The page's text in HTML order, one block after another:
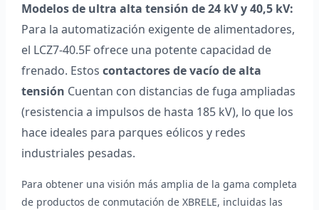
Modelos de ultra alta tensión de 24 kV y 40,5 kV:
Para la automatización exigente de alimentadores,
el LCZ7-40.5F ofrece una potente capacidad de
frenado. Estoscontactores de vacío de alta
tensión Cuentan con distancias de fuga ampliadas
(resistencia a impulsos de hasta 185 kV), lo que los
hace ideales para parques eólicos y redes
industriales pesadas.
Para obtener una visión más amplia de la gama completa
de productos de conmutación de XBRELE, incluidas las